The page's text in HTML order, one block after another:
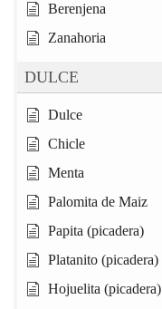
Berenjena
Zanahoria
DULCE
Dulce
Chicle
Menta
Palomita de Maiz
Papita (picadera)
Platanito (picadera)
Hojuelita (picadera)